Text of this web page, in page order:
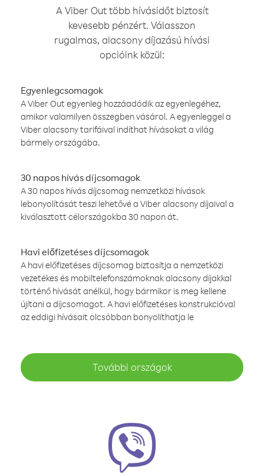
A Viber Out több hívásidőt biztosít
kevesebb pénzért. Válasszon
rugalmas, alacsony díjazású hívási
opcióink közül:
Egyenlegcsomagok
A Viber Out egyenleg hozzáadódik az egyenlegéhez,
amikor valamilyen összegben vásárol. A egyenleggel a
Viber alacsony tarifáival indíthat hívásokat a világ
bármely országába.
30 napos hívás díjcsomagok
A 30 napos hívás díjcsomag nemzetközi hívások
lebonyolítását teszi lehetővé a Viber alacsony díjaival a
kiválasztott célországokba 30 napon át.
Havi előfizetéses díjcsomagok
A havi előfizetéses díjcsomag biztosítja a nemzetközi
vezetékes és mobiltelefonszámoknak alacsony díjakkal
történő hívását anélkül, hogy bármikor is meg kellene
újítani a díjcsomagot. A havi előfizetéses konstrukcióval
az eddigi hívásait olcsóbban bonyolíthatja le
További országok